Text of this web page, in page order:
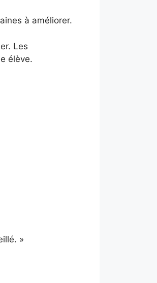
à améliorer.
Les
élève.
»